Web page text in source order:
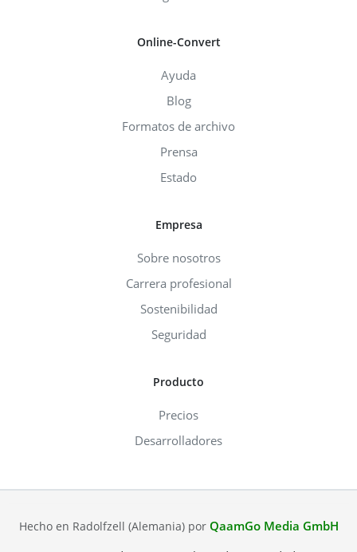
Online-Convert
Ayuda
Blog
Formatos de archivo
Prensa
Estado
Empresa
Sobre nosotros
Carrera profesional
Sostenibilidad
Seguridad
Producto
Precios
Desarrolladores
Hecho en Radolfzell (Alemania) por QaamGo Media GmbH